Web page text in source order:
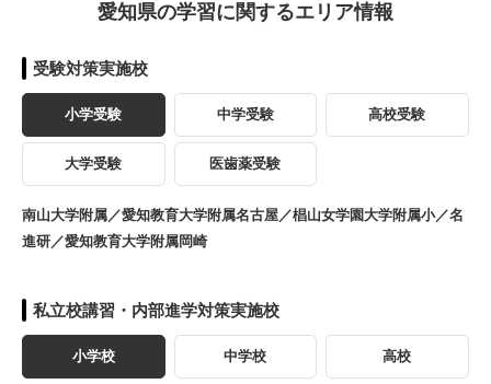
愛知県の学習に関するエリア情報
受験対策実施校
小学受験 中学受験 高校受験
大学受験 医歯薬受験
南山大学附属／愛知教育大学附属名古屋／椙山女学園大学附属小／名
進研／愛知教育大学附属岡崎
私立校講習・内部進学対策実施校
小学校 中学校 高校